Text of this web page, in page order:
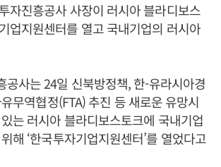
자진흥공사 사장이 러시아 블라디보스
업지원센터를 열고 국내기업의 러시아
공사는 24일 신북방정책, 한-유라시아경
무역협정(FTA) 추진 등 새로운 유망시
는 러시아 블라디보스토크에 국내기업
해 ‘한국투자기업지원센터’를 열었다고